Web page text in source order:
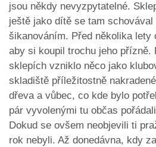
jsou někdy nevyzpytatelné.
ještě jako dítě se tam schovával
šikanováním. Před několika lety
aby si koupil trochu jeho přízně.
sklepích vzniklo něco jako
skladiště příležitostně
dřeva a vůbec, co kde bylo
pár vyvolenými tu občas
Dokud se ovšem neobjevili ti
rok nebyli. Až donedávna, kdy